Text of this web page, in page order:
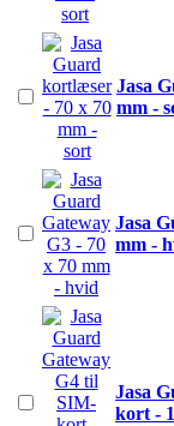
Jasa
mm -
Jasa
mm -
Jasa
kort -